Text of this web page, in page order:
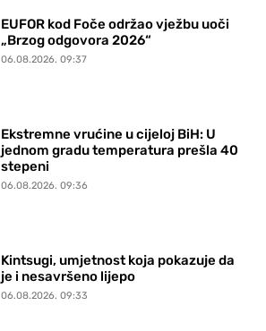
EUFOR kod Foče održao vježbu uoči
„Brzog odgovora 2026“
06.08.2026. 09:37
Ekstremne vrućine u cijeloj BiH: U
jednom gradu temperatura prešla 40
stepeni
06.08.2026. 09:36
Kintsugi, umjetnost koja pokazuje da
je i nesavršeno lijepo
06.08.2026. 09:33